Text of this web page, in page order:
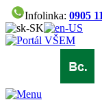
Infolinka: 0905